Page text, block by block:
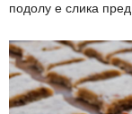
подолу е слика